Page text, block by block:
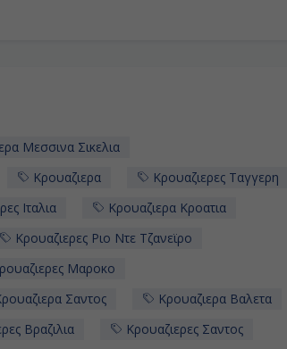
Μεσσινα Σικελια
Κρουαζιερα
Κρουαζιερες Ταγγερη
Ιταλια
Κρουαζιερα Κροατια
Κρουαζιερες Ριο Ντε Τζανεϊρο
Μαροκο
Σαντος
Κρουαζιερα Βαλετα
Βραζιλια
Κρουαζιερες Σαντος